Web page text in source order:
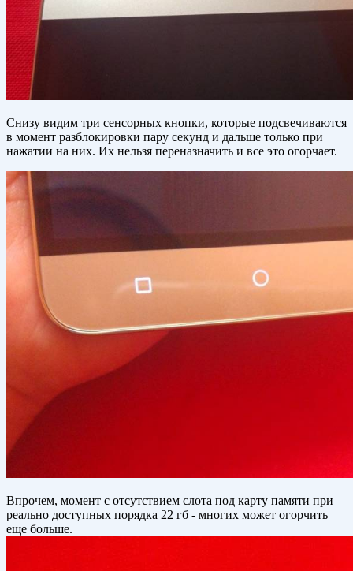
Снизу видим три сенсорных кнопки, которые подсвечиваются
в момент разблокировки пару секунд и дальше только при
нажатии на них. Их нельзя переназначить и все это огорчает.
Впрочем, момент с отсутствием слота под карту памяти при
реально доступных порядка 22 гб - многих может огорчить
еще больше.